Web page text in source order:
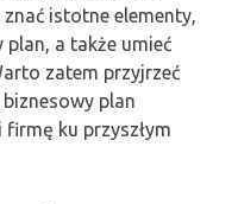
istotne elementy,
plan, a także umieć
zatem przyjrzeć
plan
ku przyszłym